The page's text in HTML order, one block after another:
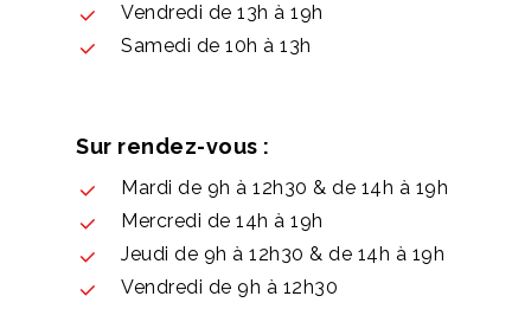
Vendredi de 13h à 19h
Samedi de 10h à 13h
Sur rendez-vous :
Mardi de 9h à 12h30 & de 14h à 19h
Mercredi de 14h à 19h
Jeudi de 9h à 12h30 & de 14h à 19h
Vendredi de 9h à 12h30